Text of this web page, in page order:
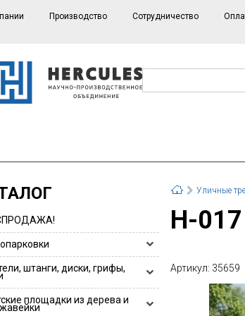
Производство Сотрудничество
HERCULES
для 1 или 2 велосипедов
из нержавейки
штанги, диски, грифы,
гантельные ряды
площадки из дерева и
Уличные
Н-
Артикул: 35659